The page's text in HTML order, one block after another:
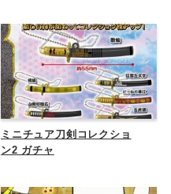
ミニチュア刀剣コレクショ
ン2 ガチャ